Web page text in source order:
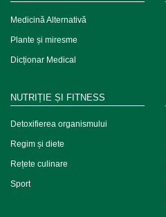
Medicină Alternativă
Plante și miresme
Dicționar Medical
NUTRIȚIE ȘI FITNESS
Detoxifierea organismului
Regim și diete
Rețete culinare
Sport